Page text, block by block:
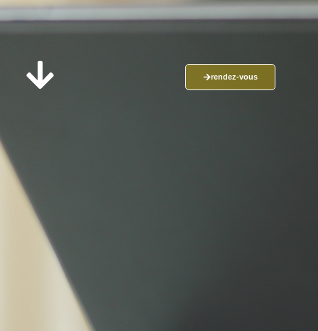
rendez-vous